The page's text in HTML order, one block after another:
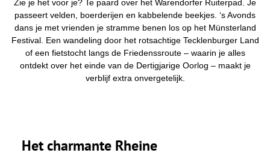
j
e
i
e
r
Zie je het voor je? Te paard over het Warendorfer Ruiterpad. Je
passeert velden, boerderijen en kabbelende beekjes. ‘s Avonds
dans je met vrienden je stramme benen los op het Münsterland
Festival. Een wandeling door het rotsachtige Tecklenburger Land
of een fietstocht langs de Friedenssroute – waarin je alles
ontdekt over het einde van de Dertigjarige Oorlog – maakt je
verblijf extra onvergetelijk.
Het charmante Rheine